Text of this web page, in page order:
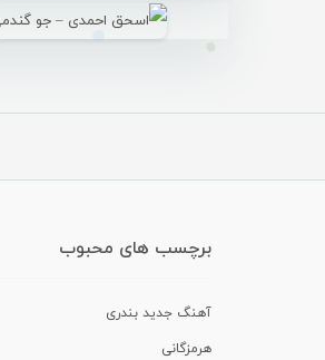
برچسب های محبوب
آهنگ جدید بندری
هرمزگانی